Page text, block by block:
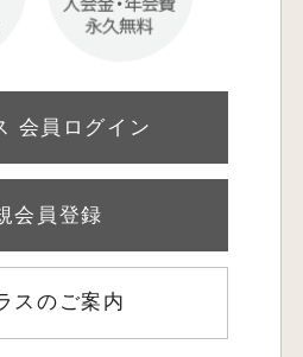
会員ログイン
会員登録
スのご案内